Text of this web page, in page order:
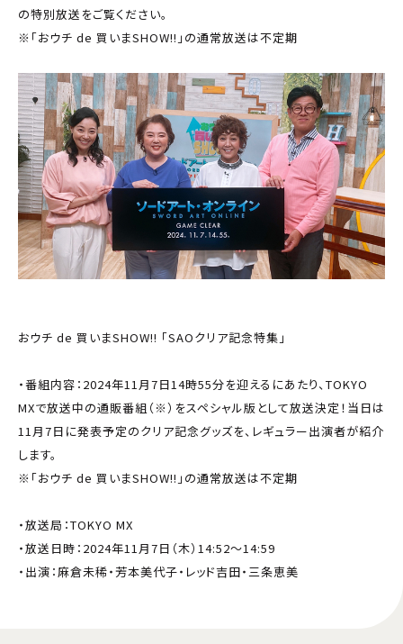
の特別放送をご覧ください。
※「おウチ de 買いまSHOW!!」の通常放送は不定期
おウチ de 買いまSHOW!! 「SAOクリア記念特集」
・番組内容：2024年11月7日14時55分を迎えるにあたり、TOKYO
MXで放送中の通販番組（※）をスペシャル版として放送決定！当日は
11月7日に発表予定のクリア記念グッズを、レギュラー出演者が紹介
します。
※「おウチ de 買いまSHOW!!」の通常放送は不定期
・放送局：TOKYO MX
・放送日時：2024年11月7日（木）14:52～14:59
・出演：麻倉未稀・芳本美代子・レッド吉田・三条恵美